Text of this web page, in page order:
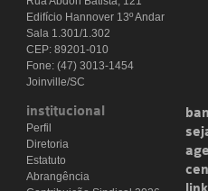
Edifício Hannover 13º Andar
Sala 1.301/1.302
CEP: 89201-010
Fone: (47) 3013-1454
Joinville/SC
institucional
Perfil
Diretoria
Estatuto
Abrangência